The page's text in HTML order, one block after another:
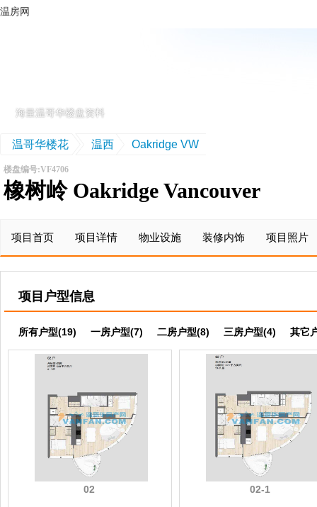
温房网
海量温哥华楼盘资料
温哥华楼花 温西 Oakridge VW
橡树岭 Oakridge Vancouver
楼盘编号:VF4706
项目首页 项目详情 物业设施 装修内饰 项目照片
项目户型信息
所有户型(19) 一房户型(7) 二房户型(8) 三房户型(4) 其它
02 02-1